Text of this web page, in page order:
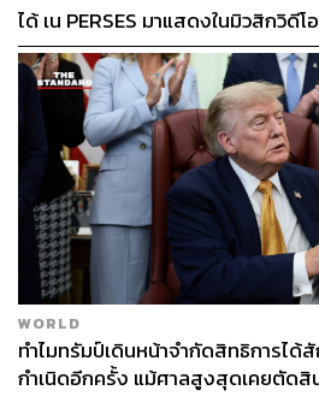
ได้ เน PERSES มาแสดงในมิวสิกวิดีโอ
WORLD
ทำไมทรัมป์เดินหน้าจำกัดสิทธิการได้
กำเนิดอีกครั้ง แม้ศาลสูงสุดเคยตัดสิ